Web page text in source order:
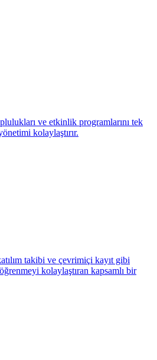
ve etkinlik programlarını tek
kolaylaştırır.
takibi ve çevrimiçi kayıt gibi
kolaylaştıran kapsamlı bir